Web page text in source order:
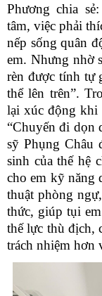
Phương chia
tâm, việc phải
nếp sống quân
em. Nhưng nhờ
rèn được tính tự
thể lên trên”.
lại xúc động khi
“Chuyến đi dọn
sỹ Phụng Châu
sinh của thế hệ
cho em kỹ năng
thuật phòng
thức, giúp tụi
thế lực thù địch,
trách nhiệm hơn